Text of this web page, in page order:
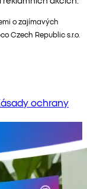
o zajímavých
Czech Republic s.r.o.
ochrany